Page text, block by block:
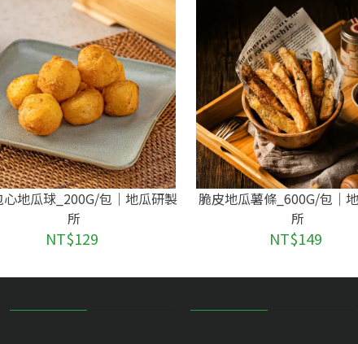
心地瓜球_200G/包｜地瓜研製
所
NT$129
脆皮地瓜薯條_600G/包｜
所
NT$149